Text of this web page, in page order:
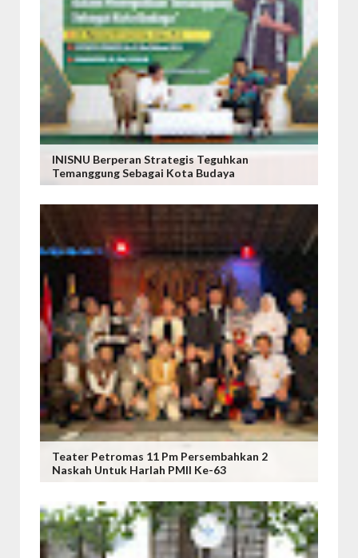
INISNU Berperan Strategis Teguhkan
Temanggung Sebagai Kota Budaya
Teater Petromas 11 Pm Persembahkan 2
Naskah Untuk Harlah PMII Ke-63